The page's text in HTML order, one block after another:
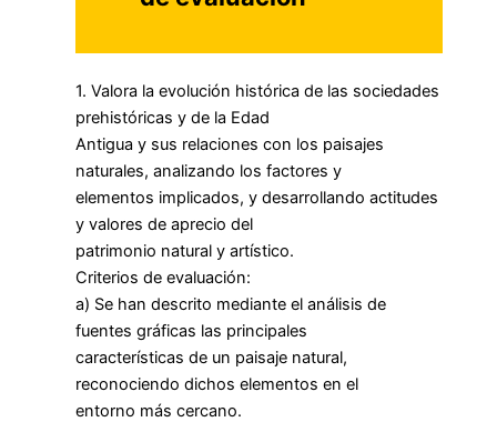
1. Valora la evolución histórica de las sociedades
prehistóricas y de la Edad
Antigua y sus relaciones con los paisajes
naturales, analizando los factores y
elementos implicados, y desarrollando actitudes
y valores de aprecio del
patrimonio natural y artístico.
Criterios de evaluación:
a) Se han descrito mediante el análisis de
fuentes gráficas las principales
características de un paisaje natural,
reconociendo dichos elementos en el
entorno más cercano.